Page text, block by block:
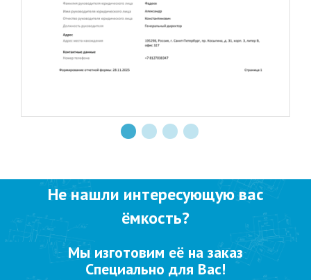
Не нашли интересующую вас
ёмкость?
Мы изготовим её на заказ
Специально для Вас!